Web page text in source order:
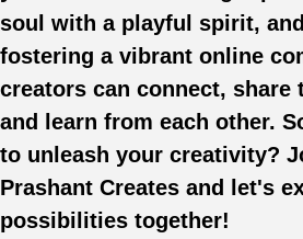
soul with a playful spirit,
fostering a vibrant online
creators can connect, share
and learn from each other.
to unleash your creativity?
Prashant Creates and let's
possibilities together!